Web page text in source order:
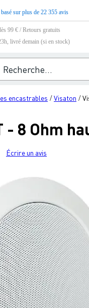
basé sur plus de 22 355 avis
99 € / Retours gratuits
livré demain (si en stock)
encastrables /Visaton /
- 8 Ohm
Écrire un avis